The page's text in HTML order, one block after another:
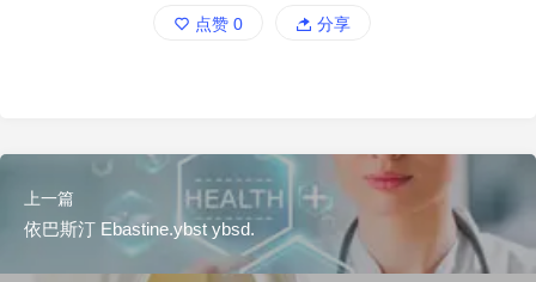
点赞 0 分享
上一篇
依巴斯汀 Ebastine.ybst ybsd.